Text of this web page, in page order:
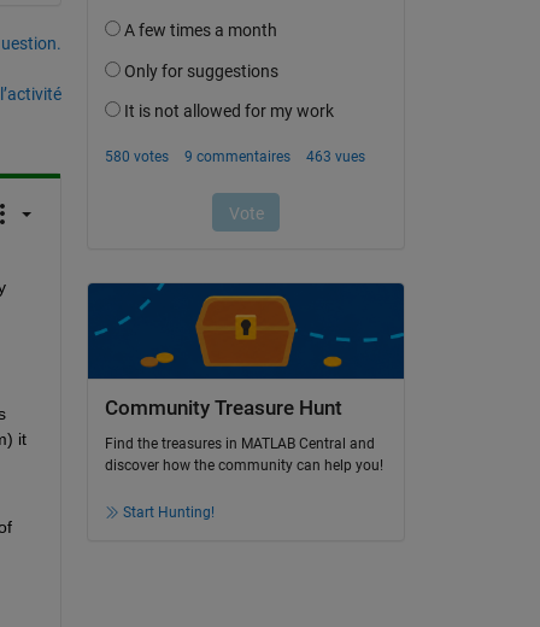
it
Community Treasure Hunt
Find the treasures in MATLAB Central and
discover how the community can help you!
Start Hunting!